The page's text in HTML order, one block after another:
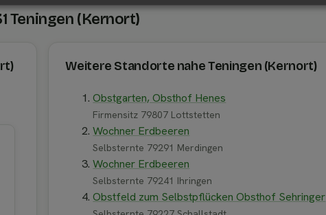
Teningen (Kernort)
Weitere Standorte nahe Teningen (Kernort)
Obstgarten, Obsthof Henes
Firmensitz 79807 Lottstetten
Wochner Erdbeeren
Selbsternte 79291 Merdingen
Wochner Erdbeeren
Selbsternte 79241 Ihringen
Obstfeld zum Selbstpflücken Obsthof Sehringer